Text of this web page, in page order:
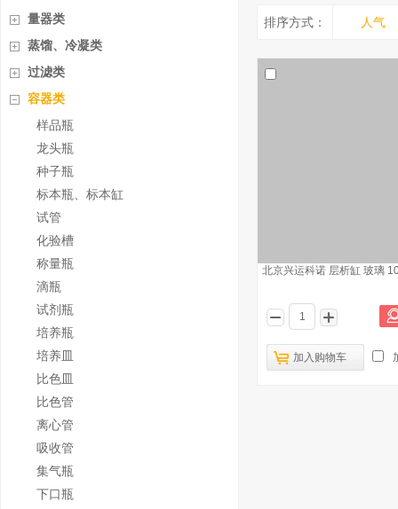
量器类
蒸馏、冷凝类
过滤类
容器类
样品瓶
龙头瓶
种子瓶
标本瓶、标本缸
试管
化验槽
称量瓶
滴瓶
试剂瓶
培养瓶
培养皿
比色皿
比色管
离心管
吸收管
集气瓶
下口瓶
排序方式： 人气
北京兴运科诺 层析缸 玻璃
加入购物车